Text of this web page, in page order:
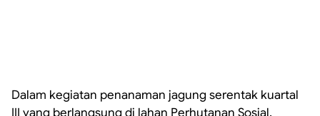
Dalam kegiatan penanaman jagung serentak kuartal
III yang berlangsung di lahan Perhutanan Sosial,